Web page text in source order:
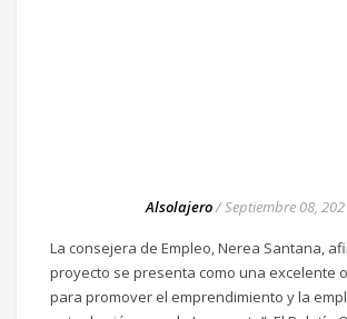
Alsolajero/Septiembre 08,
La consejera de Empleo, Nerea Santana,
proyecto se presenta como una excelente
para promover el emprendimiento y la